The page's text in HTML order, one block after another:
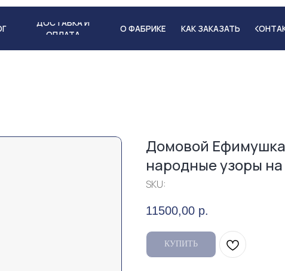
КОНТАКТЫ
КАК ЗАКАЗАТЬ
О ФАБРИКЕ
ДОСТАВКА И
Домовой Ефимушка
народные узоры
SKU:
11500,00 р.
КУПИТЬ